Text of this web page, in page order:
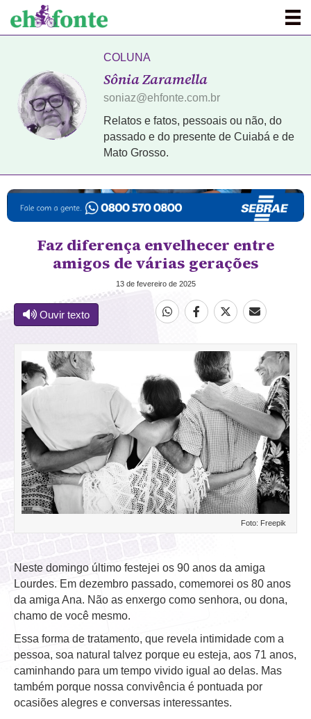
COLUNA
Sônia Zaramella
soniaz@ehfonte.com.br
Relatos e fatos, pessoais ou não, do
passado e do presente de Cuiabá e de
Mato Grosso.
Faz diferença envelhecer entre
amigos de várias gerações
13 de fevereiro de 2025
Ouvir texto
Foto: Freepik
Neste domingo último festejei os 90 anos da amiga
Lourdes. Em dezembro passado, comemorei os 80 anos
da amiga Ana. Não as enxergo como senhora, ou dona,
chamo de você mesmo.
Essa forma de tratamento, que revela intimidade com a
pessoa, soa natural talvez porque eu esteja, aos 71 anos,
caminhando para um tempo vivido igual ao delas. Mas
também porque nossa convivência é pontuada por
ocasiões alegres e conversas interessantes.